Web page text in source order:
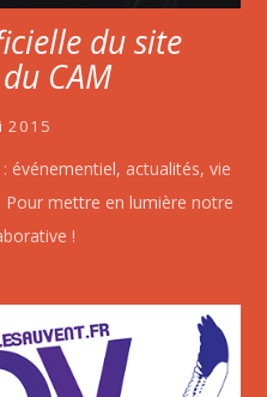
du site
CAM
2015
événementiel, actualités, vie
mettre en lumière notre
!